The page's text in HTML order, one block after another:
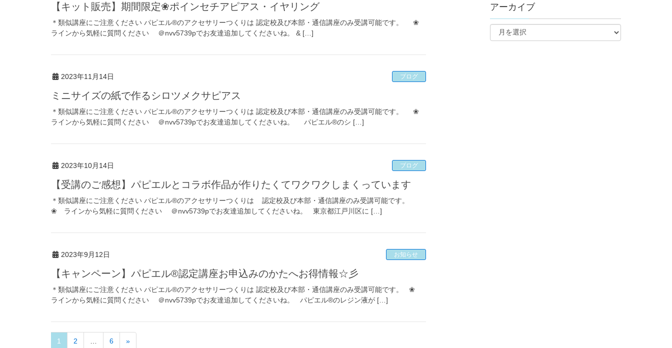
【キット販売】期間限定❀ポインセチアピアス・イヤリング
＊類似講座にご注意ください パピエル®のアクセサリーつくりは 認定校及び本部・通信講座のみ受講可能です。 ❀
ラインから気軽に質問ください ＠nvv5739pでお友達追加してくださいね。 & […]
2023年11月14日 ブログ
ミニサイズの紙で作るシロツメクサピアス
＊類似講座にご注意ください パピエル®のアクセサリーつくりは 認定校及び本部・通信講座のみ受講可能です。 ❀
ラインから気軽に質問ください ＠nvv5739pでお友達追加してくださいね。 パピエル®のシ […]
2023年10月14日 ブログ
【受講のご感想】パピエルとコラボ作品が作りたくてワクワクしまくっています
＊類似講座にご注意ください パピエル®のアクセサリーつくりは 認定校及び本部・通信講座のみ受講可能です。
❀ ラインから気軽に質問ください ＠nvv5739pでお友達追加してくださいね。 東京都江戸川区に […]
2023年9月12日 お知らせ
【キャンペーン】パピエル®認定講座お申込みのかたへお得情報☆彡
＊類似講座にご注意ください パピエル®のアクセサリーつくりは 認定校及び本部・通信講座のみ受講可能です。 ❀
ラインから気軽に質問ください ＠nvv5739pでお友達追加してくださいね。 パピエル®のレジン液が […]
1 2 6 »
アーカイブ